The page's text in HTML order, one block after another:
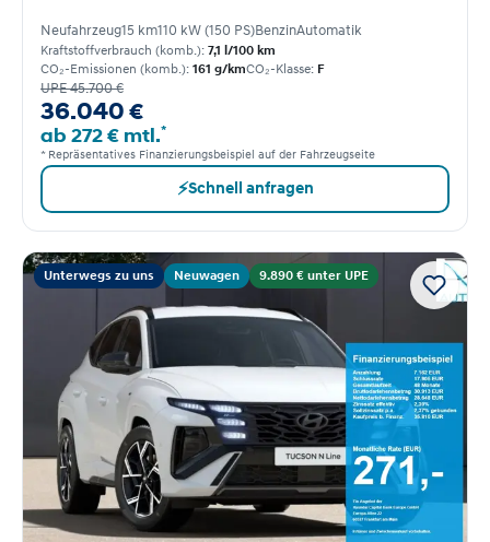
Neufahrzeug15 km110 kW (150 PS)BenzinAutomatik
Kraftstoffverbrauch (komb.): 7,1 l/100 km
CO₂-Emissionen (komb.): 161 g/kmCO₂-Klasse: F
UPE 45.700 €
36.040 €
ab 272 € mtl.*
* Repräsentatives Finanzierungsbeispiel auf der Fahrzeugseite
⚡Schnell anfragen
Unterwegs zu uns Neuwagen 9.890 € unter UPE